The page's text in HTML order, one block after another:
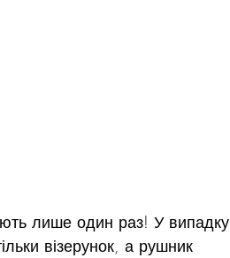
лише один раз! У випадку
візерунок, а рушник